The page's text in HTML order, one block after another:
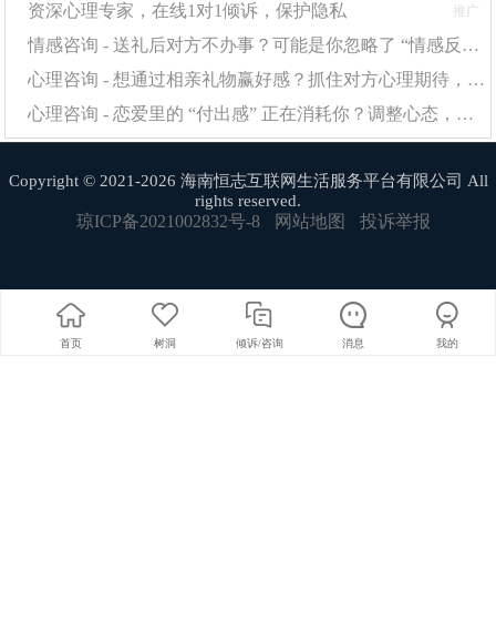
非单向的执念。数据显示，能够领悟这点的暗恋者，其情
感成熟度会比同龄人高出40%。
最后，不妨点击“ 情感咨询网”，那里有无数的温暖与
理解等待着你。
资深心理专家，在线1对1倾诉，保护隐私
推广
情感咨询 - 送礼后对方不办事？可能是你忽略了 “情感反馈”，这步很关键
心理咨询 - 想通过相亲礼物赢好感？抓住对方心理期待，送礼才不白费功夫
心理咨询 - 恋爱里的 “付出感” 正在消耗你？调整心态，感情才能长久保鲜
Copyright © 2021-2026 海南恒志互联网生活服务平台有限公司 All
rights reserved.
琼ICP备2021002832号-8 网站地图 投诉举报
首页 树洞 倾诉/咨询 消息 我的